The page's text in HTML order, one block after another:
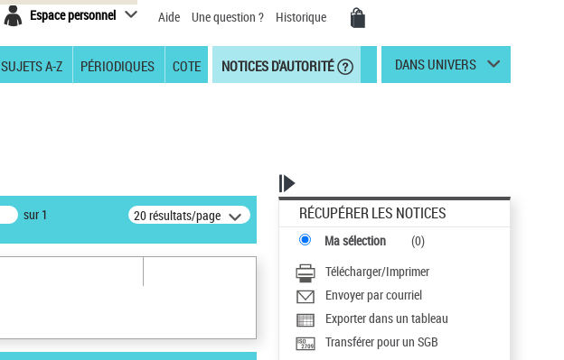
Espace personnel Aide Une question ? Historique
SUJETS A-Z PÉRIODIQUES COTE NOTICES D'AUTORITÉ DANS UNIVERS
sur 1 20 résultats/page RÉCUPÉRER LES NOTICES
Ma sélection (0)
Télécharger/Imprimer
Envoyer par courriel
Exporter dans un tableau
Transférer pour un SGB